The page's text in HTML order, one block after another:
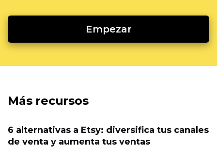
Empezar
Más recursos
6 alternativas a Etsy: diversifica tus canales
de venta y aumenta tus ventas